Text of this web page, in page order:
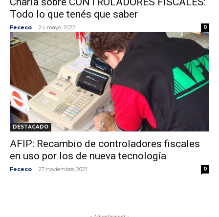
Todo lo que tenés que saber
Fececo - 24 mayo, 2022 0
DESTACADO
AFIP: Recambio de controladores fiscales
en uso por los de nueva tecnología
Fececo - 27 noviembre, 2021 0